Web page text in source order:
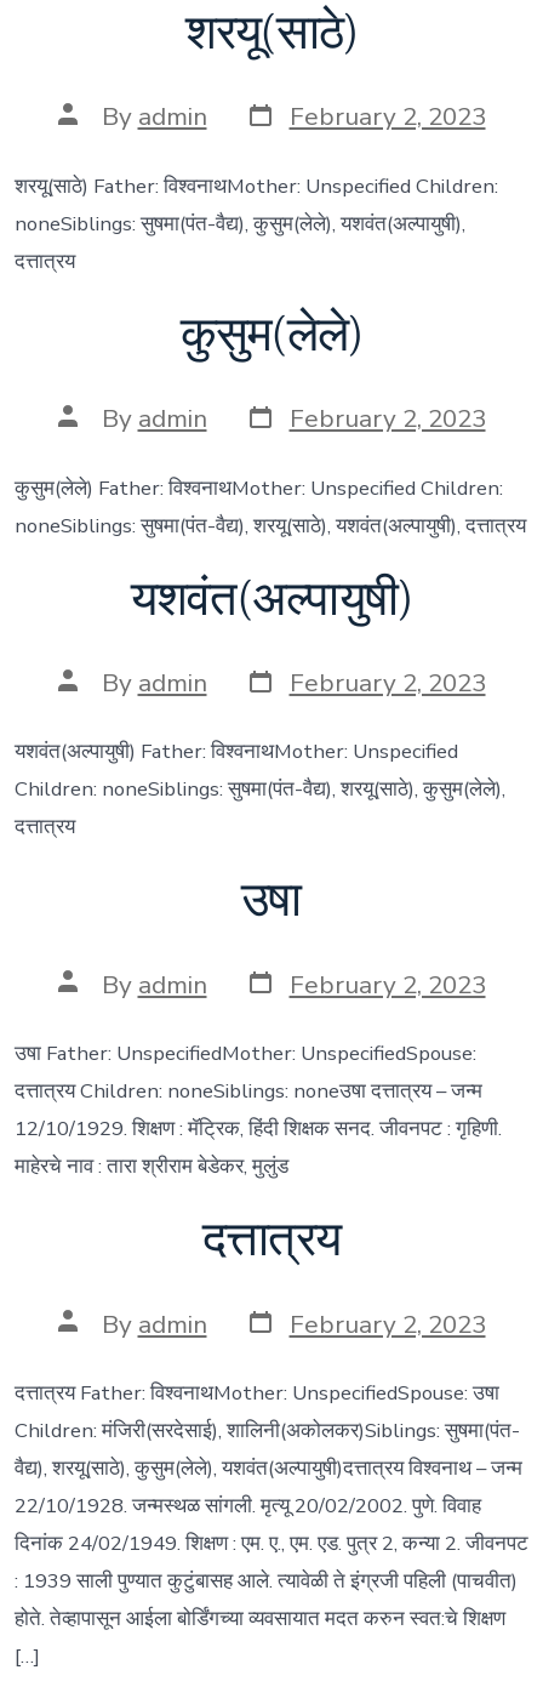
शरयू(साठे)
Post
author
By admin Post
date
February 2, 2023
शरयू(साठे) Father: विश्वनाथMother: Unspecified Children:
noneSiblings: सुषमा(पंत-वैद्य), कुसुम(लेले), यशवंत(अल्पायुषी),
दत्तात्रय
कुसुम(लेले)
Post
author
By admin Post
date
February 2, 2023
कुसुम(लेले) Father: विश्वनाथMother: Unspecified Children:
noneSiblings: सुषमा(पंत-वैद्य), शरयू(साठे), यशवंत(अल्पायुषी), दत्तात्रय
यशवंत(अल्पायुषी)
Post
author
By admin Post
date
February 2, 2023
यशवंत(अल्पायुषी) Father: विश्वनाथMother: Unspecified
Children: noneSiblings: सुषमा(पंत-वैद्य), शरयू(साठे), कुसुम(लेले),
दत्तात्रय
उषा
Post
author
By admin Post
date
February 2, 2023
उषा Father: UnspecifiedMother: UnspecifiedSpouse:
दत्तात्रय Children: noneSiblings: noneउषा दत्तात्रय – जन्म
12/10/1929. शिक्षण : मॅट्रिक, हिंदी शिक्षक सनद. जीवनपट : गृहिणी.
माहेरचे नाव : तारा श्रीराम बेडेकर, मुलुंड
दत्तात्रय
Post
author
By admin Post
date
February 2, 2023
दत्तात्रय Father: विश्वनाथMother: UnspecifiedSpouse: उषा
Children: मंजिरी(सरदेसाई), शालिनी(अकोलकर)Siblings: सुषमा(पंत-
वैद्य), शरयू(साठे), कुसुम(लेले), यशवंत(अल्पायुषी)दत्तात्रय विश्वनाथ – जन्म
22/10/1928. जन्मस्थळ सांगली. मृत्यू 20/02/2002. पुणे. विवाह
दिनांक 24/02/1949. शिक्षण : एम. ए., एम. एड. पुत्र 2, कन्या 2. जीवनपट
: 1939 साली पुण्यात कुटुंबासह आले. त्यावेळी ते इंग्रजी पहिली (पाचवीत)
होते. तेव्हापासून आईला बोर्डिंगच्या व्यवसायात मदत करुन स्वत:चे शिक्षण
[…]